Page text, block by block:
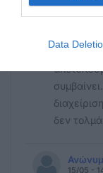
Data
Απορία
τώρα και
δεν
15/05 -